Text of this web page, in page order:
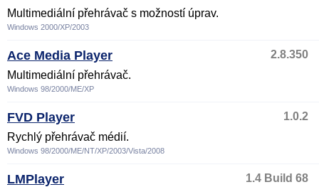
Multimediální přehrávač s možností úprav.
Windows 2000/XP/2003
Ace Media Player
2.8.350
Multimediální přehrávač.
Windows 98/2000/ME/XP
FVD Player
1.0.2
Rychlý přehrávač médií.
Windows 98/2000/ME/NT/XP/2003/Vista/2008
LMPlayer
1.4 Build 68